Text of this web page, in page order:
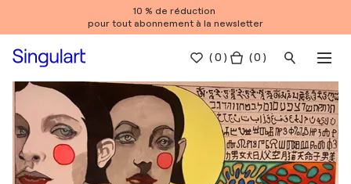
10 % de réduction
pour tout abonnement à la newsletter
(0 ) ( 0 )